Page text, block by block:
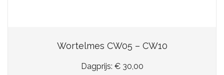
Wortelmes CW05 – CW10
Dagprijs: € 30,00